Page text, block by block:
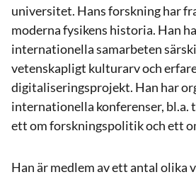
universitet. Hans forskning har
moderna fysikens historia. Han
internationella samarbeten
vetenskapligt kulturarv och
digitaliseringsprojekt. Han har
internationella konferenser, bl.a.
ett om forskningspolitik och ett
Han är medlem av ett antal olika